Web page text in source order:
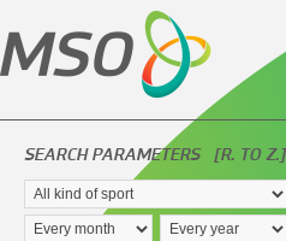
SEARCH PARAMETERS [R. TO Z.]